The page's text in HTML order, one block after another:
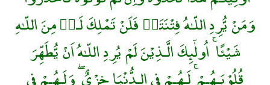
وَمَنْ يُّرِدِ اللّـٰهُ فِتْنَتَهٝ فَلَنْ تَمْلِكَ لَـهٝ مِنَ اللّـٰهِ
شَيْئًا ۚ اُولٰٓئِكَ الَّـذِيْنَ لَمْ يُرِدِ اللّـٰهُ اَنْ يُّطَهِّرَ
قُلُوْبَـهُـمْ ۚ لَـهُـمْ فِى الـدُّنْيَا خِزْىٌ ۖ وَلَـهُـمْ فِى